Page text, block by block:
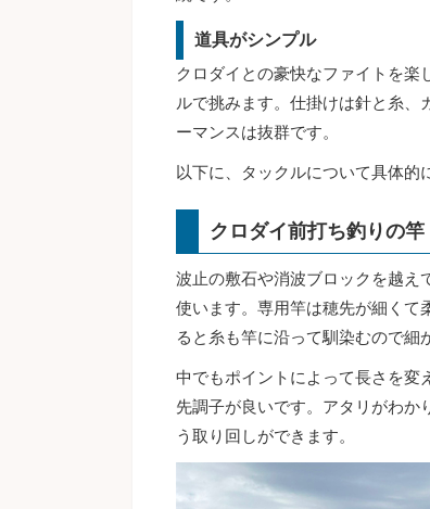
道具がシンプル
クロダイとの豪快なファイトを楽
ルで挑みます。仕掛けは針と糸、
ーマンスは抜群です。
以下に、タックルについて具体的
クロダイ前打ち釣りの竿
波止の敷石や消波ブロックを越え
使います。専用竿は穂先が細くて
ると糸も竿に沿って馴染むので細
中でもポイントによって長さを変
先調子が良いです。アタリがわか
う取り回しができます。